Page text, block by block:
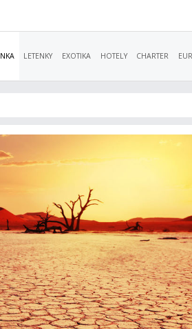
LETENKY EXOTIKA HOTELY CHARTER